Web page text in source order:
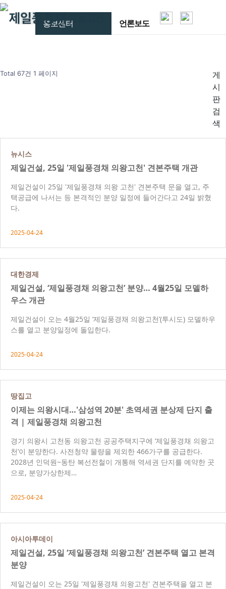
홍보센터 언론보도
Total 67건 1 페이지
게
시
판
검
색
뉴시스
제일건설, 25일 '제일풍경채 의왕고천' 견본주택 개관
제일건설이 25일 '제일풍경채 의왕 고천' 견본주택 문을 열고, 주
택공급에 나서는 등 본격적인 분양 일정에 들어간다고 24일 밝혔
다.
2025-04-24
대한경제
제일건설, ‘제일풍경채 의왕고천’ 분양… 4월25일 모델하
우스 개관
제일건설이 오는 4월25일 ‘제일풍경채 의왕고천’(투시도) 모델하우
스를 열고 분양일정에 돌입한다.
2025-04-24
땅집고
이제는 의왕시대…'삼성역 20분' 초역세권 분상제 단지 출
격 | 제일풍경채 의왕고천
경기 의왕시 고천동 의왕고천 공공주택지구에 ‘제일풍경채 의왕고
천’이 분양한다. 사전청약 물량을 제외한 466가구를 공급한다.
2028년 인덕원~동탄 복선전철이 개통해 역세권 단지를 예약한 곳
으로, 분양가상한제…
2025-04-24
아시아투데이
제일건설, 25일 ‘제일풍경채 의왕고천’ 견본주택 열고 본격
분양
제일건설이 오는 25일 '제일풍경채 의왕고천' 견본주택을 열고 본